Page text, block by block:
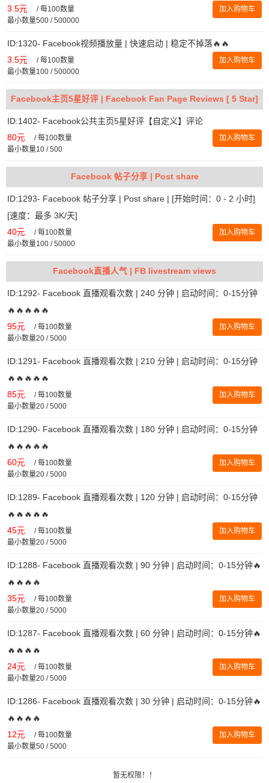
3.5元 /每100数量
最小数量500 / 500000
加入购物车
ID:1320- Facebook视频播放量 | 快速启动 | 稳定不掉落🔥🔥
3.5元 /每100数量
最小数量100 / 500000
加入购物车
Facebook主页5星好评 | Facebook Fan Page Reviews [ 5 Star]
ID:1402- Facebook公共主页5星好评【自定义】评论
80元 /每100数量
最小数量10 / 500
加入购物车
Facebook 帖子分享 | Post share
ID:1293- Facebook 帖子分享 | Post share | [开始时间：0 - 2 小时]
[速度：最多 3K/天]
40元 /每100数量
最小数量100 / 50000
加入购物车
Facebook直播人气 | FB livestream views
ID:1292- Facebook 直播观看次数 | 240 分钟 | 启动时间：0-15分钟
🔥🔥🔥🔥🔥
95元 /每100数量
最小数量20 / 5000
加入购物车
ID:1291- Facebook 直播观看次数 | 210 分钟 | 启动时间：0-15分钟
🔥🔥🔥🔥🔥
85元 /每100数量
最小数量20 / 5000
加入购物车
ID:1290- Facebook 直播观看次数 | 180 分钟 | 启动时间：0-15分钟
🔥🔥🔥🔥🔥
60元 /每100数量
最小数量20 / 5000
加入购物车
ID:1289- Facebook 直播观看次数 | 120 分钟 | 启动时间：0-15分钟
🔥🔥🔥🔥🔥
45元 /每100数量
最小数量20 / 5000
加入购物车
ID:1288- Facebook 直播观看次数 | 90 分钟 | 启动时间：0-15分钟🔥
🔥🔥🔥🔥
35元 /每100数量
最小数量20 / 5000
加入购物车
ID:1287- Facebook 直播观看次数 | 60 分钟 | 启动时间：0-15分钟🔥
🔥🔥🔥🔥
24元 /每100数量
最小数量20 / 5000
加入购物车
ID:1286- Facebook 直播观看次数 | 30 分钟 | 启动时间：0-15分钟🔥
🔥🔥🔥🔥
12元 /每100数量
最小数量50 / 5000
加入购物车
暂无权限！！